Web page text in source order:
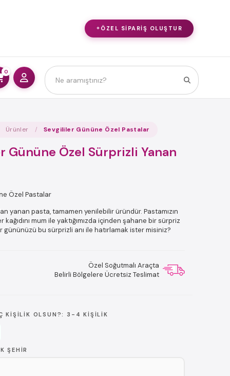
ÖZEL SIPARIŞ OLUŞTUR
0
Ürünler Sevgililer Gününe Özel Pastalar
Gününe Özel Sürprizli Yanan
Özel Pastalar
yanan pasta, tamamen yenilebilir üründür. Pastamızın
mum ile yaktığımızda içinden şahane bir sürpriz
gününüzü bu sürprizli anı ile hatırlamak ister misiniz?
Özel Soğutmalı Araçta
Belirli Bölgelere Ücretsiz Teslimat
KIŞILIK OLSUN?:3-4 KIŞILIK
ŞEHIR